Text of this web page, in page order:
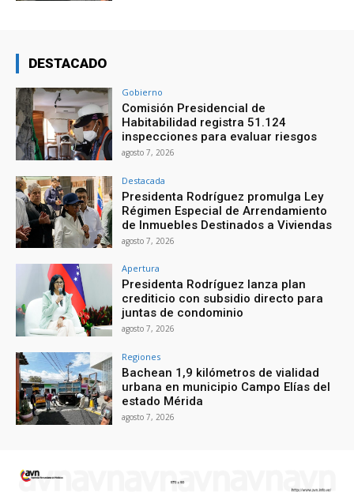
DESTACADO
Gobierno
Comisión Presidencial de
Habitabilidad registra 51.124
inspecciones para evaluar riesgos
agosto 7, 2026
Destacada
Presidenta Rodríguez promulga Ley
Régimen Especial de Arrendamiento
de Inmuebles Destinados a Viviendas
agosto 7, 2026
Apertura
Presidenta Rodríguez lanza plan
crediticio con subsidio directo para
juntas de condominio
agosto 7, 2026
Regiones
Bachean 1,9 kilómetros de vialidad
urbana en municipio Campo Elías del
estado Mérida
agosto 7, 2026